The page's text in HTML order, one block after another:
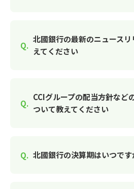
北國銀行の最新のニュース
えてください
CCIグループの配当方針など
ついて教えてください
北國銀行の決算期はいつです